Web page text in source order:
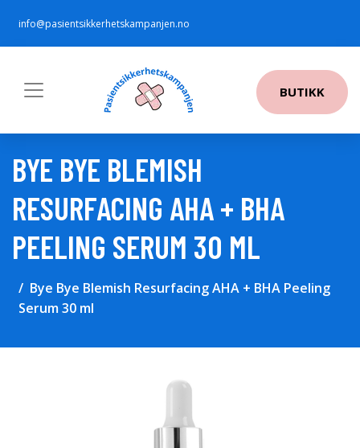
info@pasientsikkerhetskampanjen.no
BUTIKK
BYE BYE BLEMISH
RESURFACING AHA + BHA
PEELING SERUM 30 ML
Bye Bye Blemish Resurfacing AHA + BHA Peeling
Serum 30 ml